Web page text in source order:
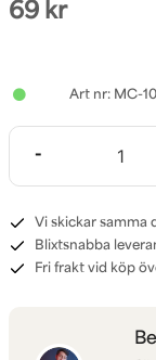
69 kr
MC-
-
Vi skickar samma
Blixtsnabba
Fri frakt vid köp